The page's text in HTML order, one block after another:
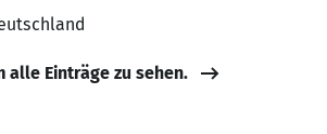
alle Einträge zu sehen.